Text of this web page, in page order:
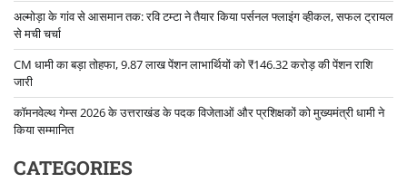
अल्मोड़ा के गांव से आसमान तक: रवि टम्टा ने तैयार किया पर्सनल फ्लाइंग व्हीकल, सफल ट्रायल
से मची चर्चा
CM धामी का बड़ा तोहफा, 9.87 लाख पेंशन लाभार्थियों को ₹146.32 करोड़ की पेंशन राशि
जारी
कॉमनवेल्थ गेम्स 2026 के उत्तराखंड के पदक विजेताओं और प्रशिक्षकों को मुख्यमंत्री धामी ने
किया सम्मानित
CATEGORIES